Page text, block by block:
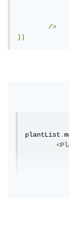
غرض في ال
/>
))
plantList.
<